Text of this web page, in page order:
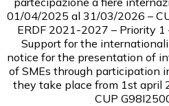
01/04/2025 al 31/03/2026 –
ERDF 2021-2027 – Priority 1
Support for the
notice for the presentation of
of SMEs through participation
they take place from 1st april
CUP